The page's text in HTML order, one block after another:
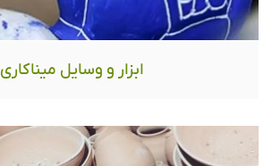
ابزار و وسایل میناکاری